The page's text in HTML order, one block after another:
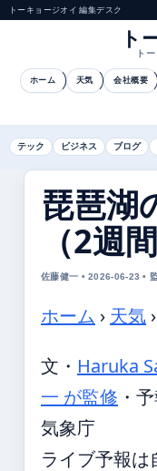
トーキョージオイ 編集デスク
ト
ト
ホーム 天気 会社概要
テック ビジネス ブログ
琵琶湖
（2週間
佐藤健一 • 2026-06-23 •
ホーム › 天気 ›
文・ Haruka
一 が監修 ・
気象庁
ライブ予報は